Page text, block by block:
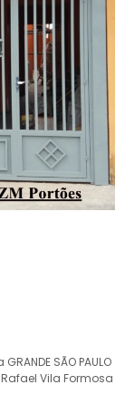
GRANDE SÃO PAULO
Vila Formosa